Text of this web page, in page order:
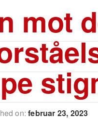
mot
on:februar 23, 2023